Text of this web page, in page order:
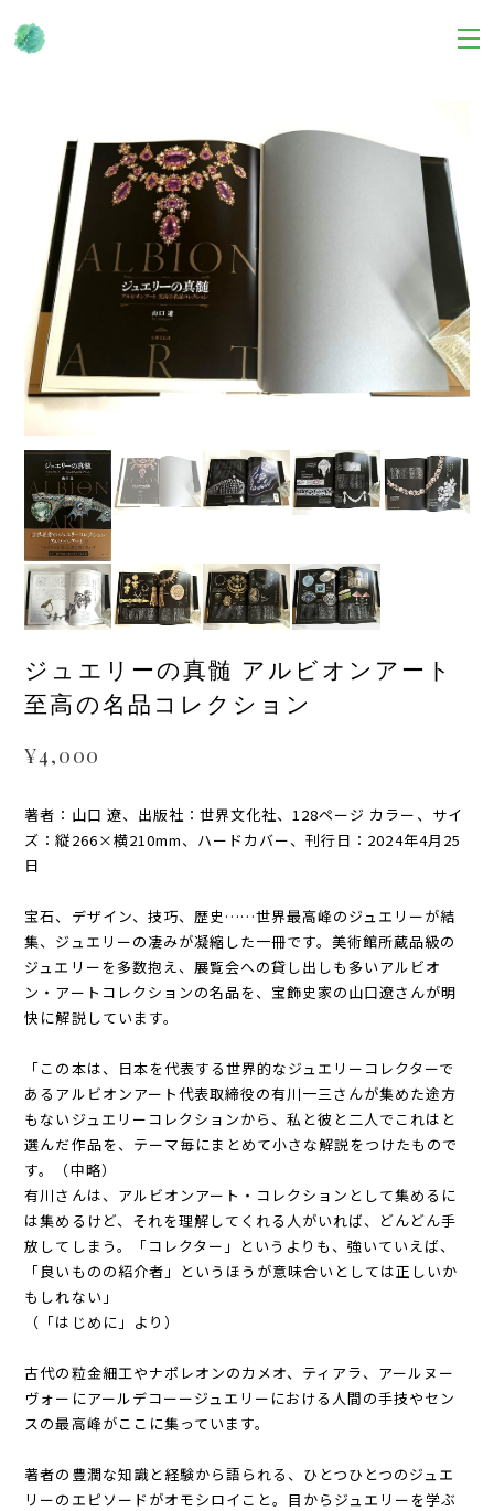
ジュエリーの真髄 アルビオンアート
至高の名品コレクション
¥4,000
著者：山口 遼、出版社：世界文化社、128ページ カラー、サイ
ズ：縦266×横210mm、ハードカバー、刊行日：2024年4月25
日
宝石、デザイン、技巧、歴史……世界最高峰のジュエリーが結
集、ジュエリーの凄みが凝縮した一冊です。美術館所蔵品級の
ジュエリーを多数抱え、展覧会への貸し出しも多いアルビオ
ン・アートコレクションの名品を、宝飾史家の山口遼さんが明
快に解説しています。
「この本は、日本を代表する世界的なジュエリーコレクターで
あるアルビオンアート代表取締役の有川一三さんが集めた途方
もないジュエリーコレクションから、私と彼と二人でこれはと
選んだ作品を、テーマ毎にまとめて小さな解説をつけたもので
す。（中略）
有川さんは、アルビオンアート・コレクションとして集めるに
は集めるけど、それを理解してくれる人がいれば、どんどん手
放してしまう。「コレクター」というよりも、強いていえば、
「良いものの紹介者」というほうが意味合いとしては正しいか
もしれない」
（「はじめに」より）
古代の粒金細工やナポレオンのカメオ、ティアラ、アールヌー
ヴォーにアールデコーージュエリーにおける人間の手技やセン
スの最高峰がここに集っています。
著者の豊潤な知識と経験から語られる、ひとつひとつのジュエ
リーのエピソードがオモシロイこと。目からジュエリーを学ぶ